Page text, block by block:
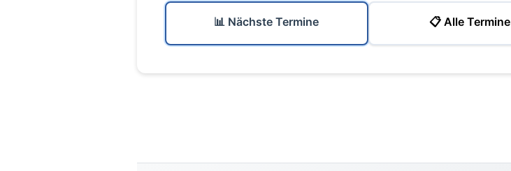
📊 Nächste Termine 📋 Alle Termine